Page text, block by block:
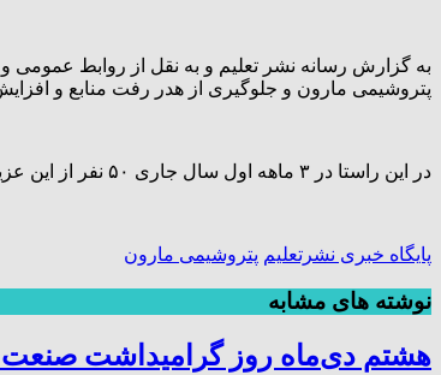
به گزارش رسانه نشر تعلیم و به نقل از روابط
پتروشیمی مارون و جلوگیری از هدر رفت منابع و
در این راستا در ۳ ماهه اول سال جاری ۵۰ نفر از این عزیزان شناسایی شده و کارت تقدیر کیفیت به ایشان اعطا گردید.
پایگاه خبری نشرتعلیم پتروشیمی مارون
نوشته های مشابه
هشتم دی‌ماه روز گرامیداشت صنعت